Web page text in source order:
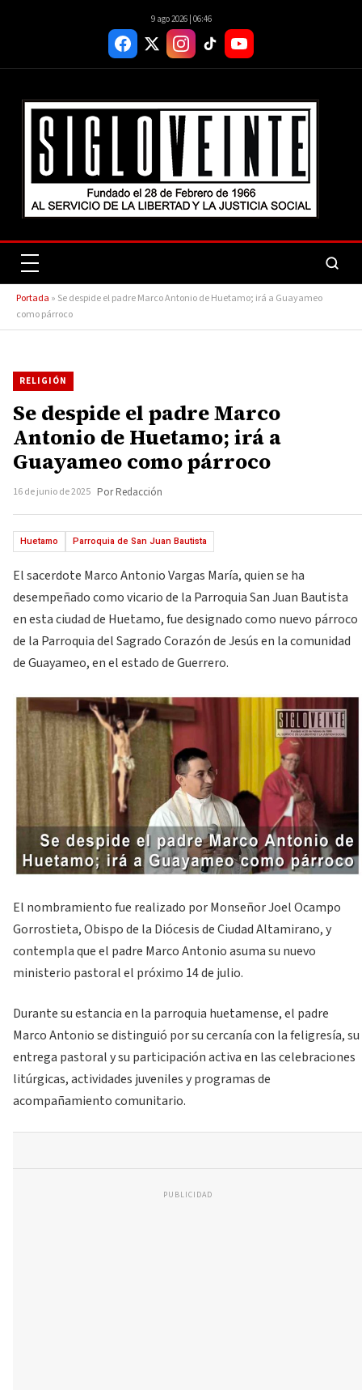
9 ago 2026 | 06:46
Portada » Se despide el padre Marco Antonio de Huetamo; irá a Guayameo
como párroco
RELIGIÓN
Se despide el padre Marco
Antonio de Huetamo; irá a
Guayameo como párroco
16 de junio de 2025 Por Redacción
Huetamo Parroquia de San Juan Bautista
El sacerdote Marco Antonio Vargas María, quien se ha
desempeñado como vicario de la Parroquia San Juan Bautista
en esta ciudad de Huetamo, fue designado como nuevo párroco
de la Parroquia del Sagrado Corazón de Jesús en la comunidad
de Guayameo, en el estado de Guerrero.
El nombramiento fue realizado por Monseñor Joel Ocampo
Gorrostieta, Obispo de la Diócesis de Ciudad Altamirano, y
contempla que el padre Marco Antonio asuma su nuevo
ministerio pastoral el próximo 14 de julio.
Durante su estancia en la parroquia huetamense, el padre
Marco Antonio se distinguió por su cercanía con la feligresía, su
entrega pastoral y su participación activa en las celebraciones
litúrgicas, actividades juveniles y programas de
acompañamiento comunitario.
PUBLICIDAD